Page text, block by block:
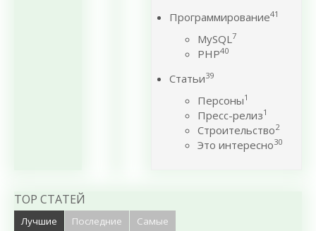
Программирование41
MySQL7
PHP40
Статьи39
Персоны1
Пресс-релиз1
Строительство2
Это интересно30
TOP СТАТЕЙ
Лучшие Последние Самые